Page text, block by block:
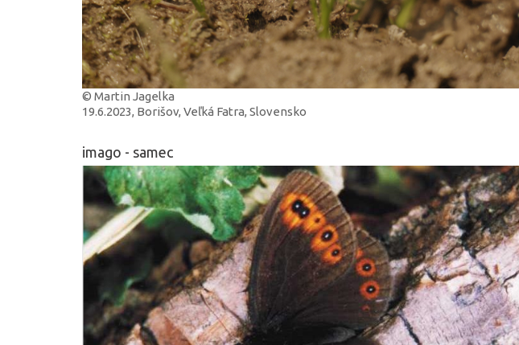
© Martin Jagelka
19.6.2023, Borišov, Veľká Fatra, Slovensko
imago - samec